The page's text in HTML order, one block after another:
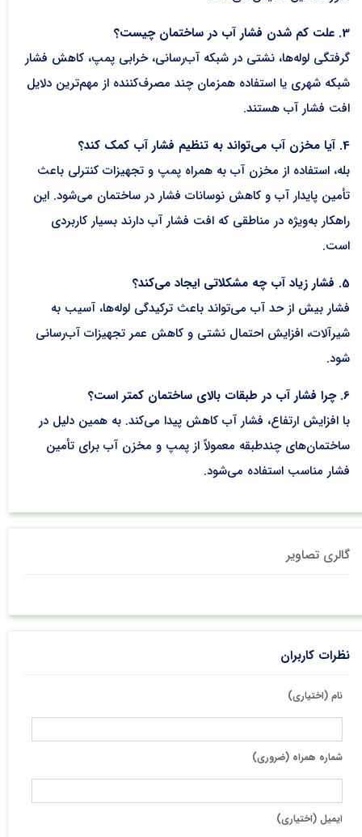
3. علت کم شدن فشار آب در ساختمان چیست؟
گرفتگی لوله‌ها، نشتی در شبکه آب‌رسانی، خرابی پمپ، کاهش فشار
شبکه شهری یا استفاده همزمان چند مصرف‌کننده از مهم‌ترین دلایل
افت فشار آب هستند.
4. آیا مخزن آب می‌تواند به تنظیم فشار آب کمک کند؟
بله، استفاده از مخزن آب به همراه پمپ و تجهیزات کنترلی باعث
تأمین پایدار آب و کاهش نوسانات فشار در ساختمان می‌شود. این
راهکار به‌ویژه در مناطقی که افت فشار آب دارند بسیار کاربردی
است.
5. فشار زیاد آب چه مشکلاتی ایجاد می‌کند؟
فشار بیش از حد آب می‌تواند باعث ترکیدگی لوله‌ها، آسیب به
شیرآلات، افزایش احتمال نشتی و کاهش عمر تجهیزات آب‌رسانی
شود.
6. چرا فشار آب در طبقات بالای ساختمان کمتر است؟
با افزایش ارتفاع، فشار آب کاهش پیدا می‌کند. به همین دلیل در
ساختمان‌های چندطبقه معمولاً از پمپ و مخزن آب برای تأمین
فشار مناسب استفاده می‌شود.
گالری تصاویر
نظرات کاربران
نام (اختیاری)
شماره همراه (ضروری)
ایمیل (اختیاری)